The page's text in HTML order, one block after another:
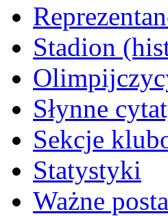
Stadion
Słynne
Sekcje
Statystyki
Ważne